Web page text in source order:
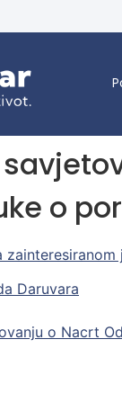
o
Daruvara
o Nacrt